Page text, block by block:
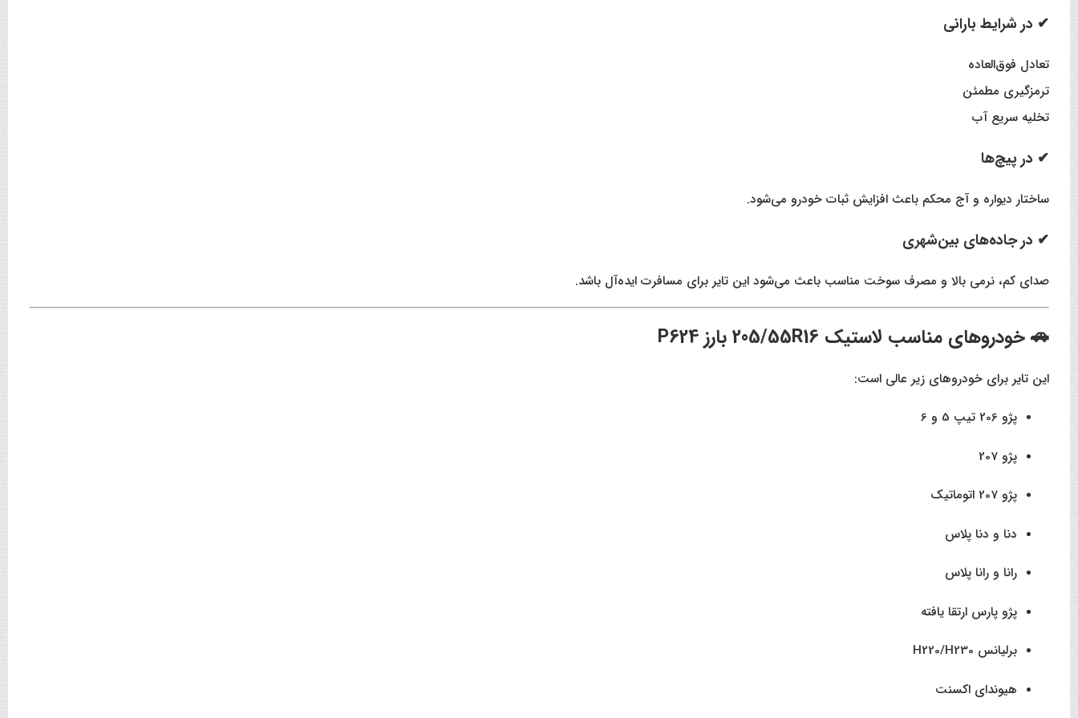
✔ در شرایط بارانی
تعادل فوق‌العاده
ترمزگیری مطمئن
تخلیه سریع آب
✔ در پیچ‌ها
ساختار دیواره و آج محکم باعث افزایش ثبات خودرو می‌شود.
✔ در جاده‌های بین‌شهری
صدای کم، نرمی بالا و مصرف سوخت مناسب باعث می‌شود این تایر برای مسافرت ایده‌آل باشد.
🚗خودروهای مناسب لاستیک 205/55R16 بارز P624
این تایر برای خودروهای زیر عالی است:
پژو 206 تیپ 5 و 6
پژو 207
پژو 207 اتوماتیک
دنا و دنا پلاس
رانا و رانا پلاس
پژو پارس ارتقا یافته
برلیانس H220/H230
هیوندای اکسنت